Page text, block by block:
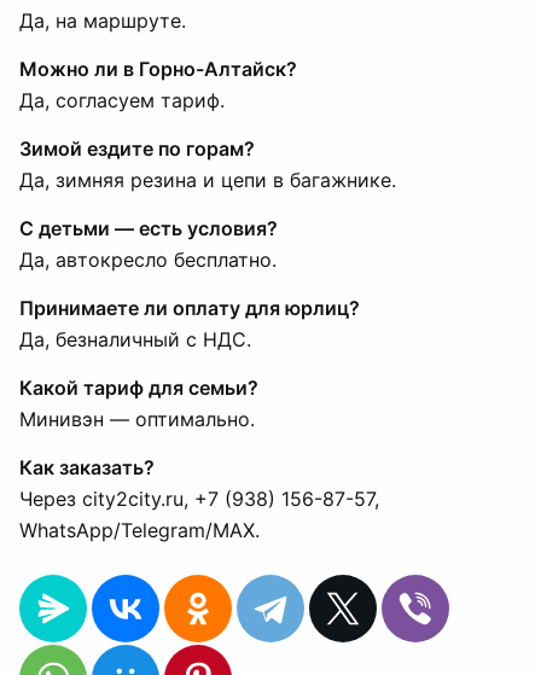
Да, на маршруте.
Можно ли в Горно-Алтайск?
Да, согласуем тариф.
Зимой ездите по горам?
Да, зимняя резина и цепи в багажнике.
С детьми — есть условия?
Да, автокресло бесплатно.
Принимаете ли оплату для юрлиц?
Да, безналичный с НДС.
Какой тариф для семьи?
Минивэн — оптимально.
Как заказать?
Через city2city.ru, +7 (938) 156-87-57,
WhatsApp/Telegram/MAX.